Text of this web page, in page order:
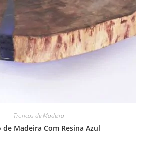
Troncos de Madeira
de Madeira Com Resina Azul